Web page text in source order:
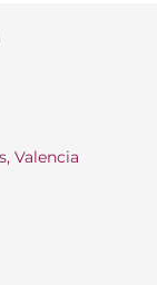
Valencia